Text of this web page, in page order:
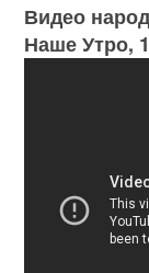
Видео
Наше Утро,